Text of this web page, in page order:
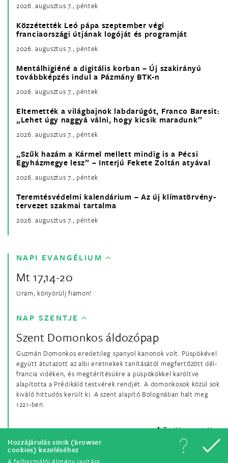
Hozzájárulás sütik (browser
cookies) kezeléséhez
2026. augusztus 7., péntek
Közzétették Leó pápa szeptember végi
franciaországi útjának logóját és programját
2026. augusztus 7., péntek
Mentálhigiéné a digitális korban – Új szakirányú
továbbképzés indul a Pázmány BTK-n
2026. augusztus 7., péntek
Eltemették a világbajnok labdarúgót, Franco Baresit:
„Lehet úgy naggyá válni, hogy kicsik maradunk”
2026. augusztus 7., péntek
„Szűk hazám a Kármel mellett mindig is a Pécsi
Egyházmegye lesz” – Interjú Fekete Zoltán atyával
2026. augusztus 7., péntek
Teremtésvédelmi kalendárium – Az új klímatörvény-
tervezet szakmai tartalma
2026. augusztus 7., péntek
NAPI EVANGÉLIUM
Mt 17,14-20
Uram, könyörülj fiamon!
NAP SZENTJE
Szent Domonkos áldozópap
Guzmán Domonkos eredetileg spanyol kanonok volt. Püspökével
együtt átutazott az albi eretnekek tanításától megfertőzött dél-
francia vidéken, és megtérítésükre a püspökökkel karöltve
alapította a Prédikáló testvérek rendjét. A domonkosok közül sok
kiváló hittudós került ki. A szent alapító Bolognában halt meg
1221-ben.
Tovább a szentekhez